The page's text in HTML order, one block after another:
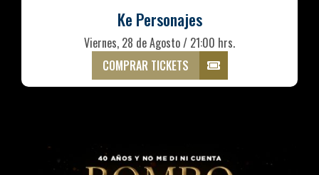
Ke Personajes
Viernes, 28 de Agosto / 21:00 hrs.
COMPRAR TICKETS